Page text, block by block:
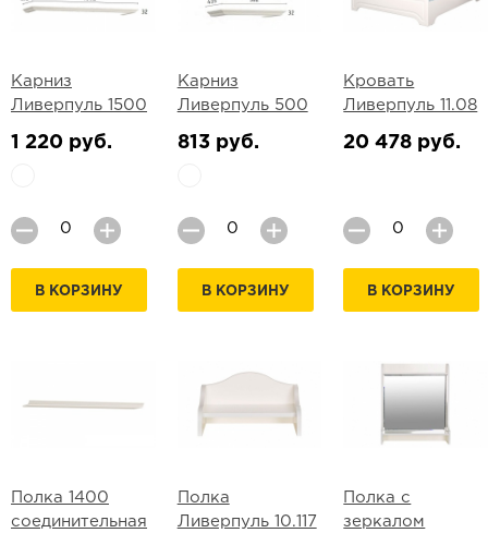
Карниз
Ливерпуль 1500
1 220 руб.
В КОРЗИНУ
Карниз
Ливерпуль 500
813 руб.
В КОРЗИНУ
Кровать
Ливерпуль 11.08
20 478 руб.
В КОРЗИНУ
Полка 1400
соединительная
Полка
Ливерпуль 10.117
Полка с
зеркалом